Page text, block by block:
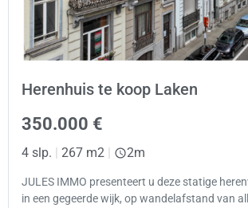
Herenhuis te koop Laken
350.000 €
4 slp. | 267 m2 | 2m
JULES IMMO presenteert u deze statige
in een gegeerde wijk, op wandelafstand van